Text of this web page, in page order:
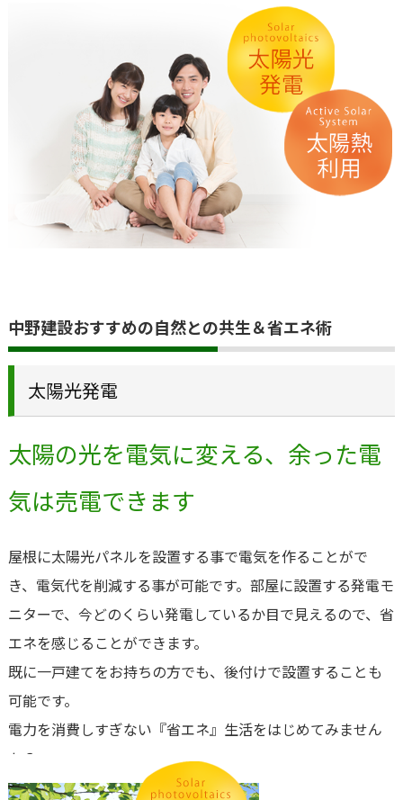
中野建設おすすめの自然との共生＆省エネ術
太陽光発電
太陽の光を電気に変える、余った電
気は売電できます
屋根に太陽光パネルを設置する事で電気を作ることがで
き、電気代を削減する事が可能です。部屋に設置する発電モ
ニターで、今どのくらい発電しているか目で見えるので、省
エネを感じることができます。
既に一戸建てをお持ちの方でも、後付けで設置することも
可能です。
電力を消費しすぎない『省エネ』生活をはじめてみません
か？